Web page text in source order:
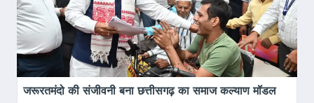
जरूरतमंदो की संजीवनी बना छत्तीसगढ़ का समाज कल्याण मॉडल